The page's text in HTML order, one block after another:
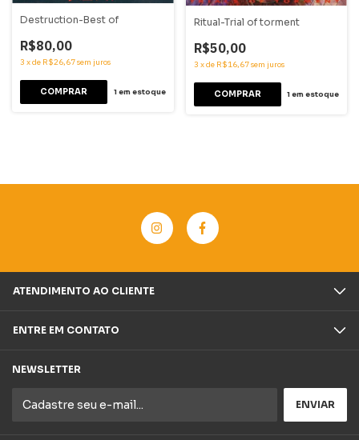
Destruction-Best of
R$80,00
3 xde R$26,67sem juros
1em estoque
Ritual-Trial of torment
R$50,00
3 xde R$16,67sem juros
1em estoque
ATENDIMENTO AO CLIENTE
ENTRE EM CONTATO
NEWSLETTER